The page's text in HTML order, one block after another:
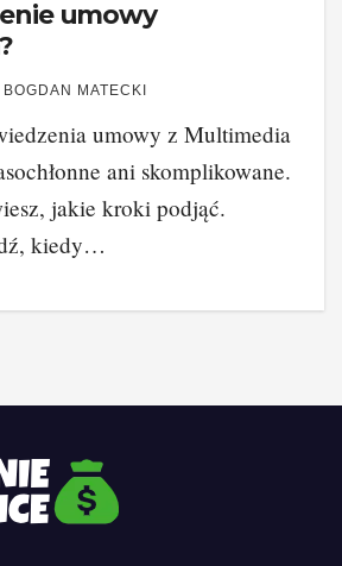
umowy
BOGDAN MATECKI
umowy z Multimedia
ani skomplikowane.
jakie kroki podjąć.
kiedy…